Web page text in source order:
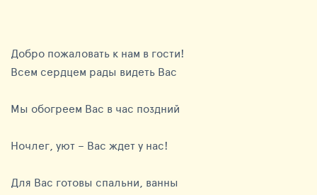
Добро пожаловать к нам в гости!
Всем сердцем рады видеть Вас
Мы обогреем Вас в час поздний
Ночлег, уют – Вас ждет у нас!
Для Вас готовы спальни, ванны